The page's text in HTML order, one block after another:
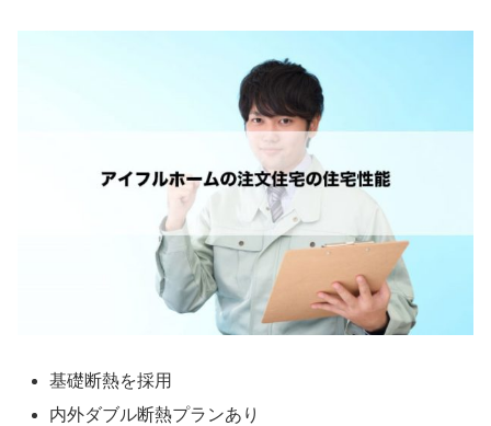
基礎断熱を採用
内外ダブル断熱プランあり